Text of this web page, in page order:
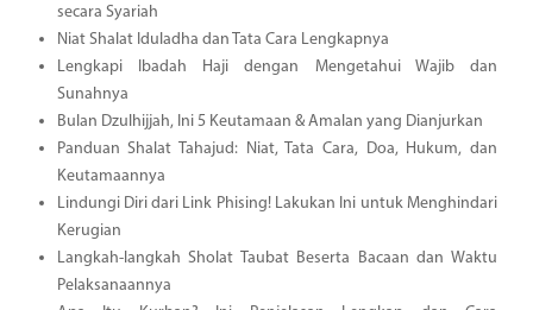
secara Syariah
Niat Shalat Iduladha dan Tata Cara Lengkapnya
Lengkapi Ibadah Haji dengan Mengetahui Wajib dan
Sunahnya
Bulan Dzulhijjah, Ini 5 Keutamaan & Amalan yang Dianjurkan
Panduan Shalat Tahajud: Niat, Tata Cara, Doa, Hukum, dan
Keutamaannya
Lindungi Diri dari Link Phising! Lakukan Ini untuk Menghindari
Kerugian
Langkah-langkah Sholat Taubat Beserta Bacaan dan Waktu
Pelaksanaannya